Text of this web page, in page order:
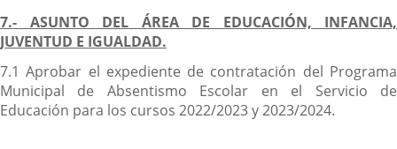
7.- ASUNTO DEL ÁREA DE EDUCACIÓN, INFANCIA,
JUVENTUD E IGUALDAD.
7.1 Aprobar el expediente de contratación del Programa
Municipal de Absentismo Escolar en el Servicio de
Educación para los cursos 2022/2023 y 2023/2024.